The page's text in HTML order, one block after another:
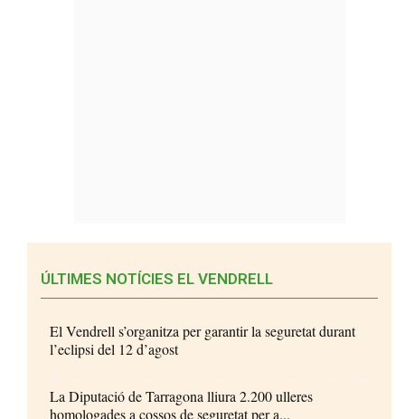
ÚLTIMES NOTÍCIES EL VENDRELL
El Vendrell s’organitza per garantir la seguretat durant
l’eclipsi del 12 d’agost
La Diputació de Tarragona lliura 2.200 ulleres
homologades a cossos de seguretat per a...